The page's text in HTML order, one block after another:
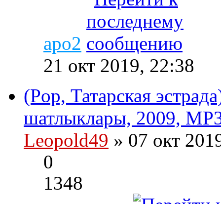
apo2
21 окт 2019, 22:38
(Pop, Татарская
шатлыклары, 2009,
Leopold49 » 07 окт
0
1348